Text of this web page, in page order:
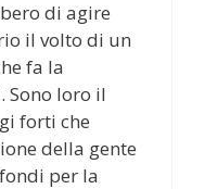
di agire
il volto di un
fa la
Sono loro il
forti che
della gente
per la